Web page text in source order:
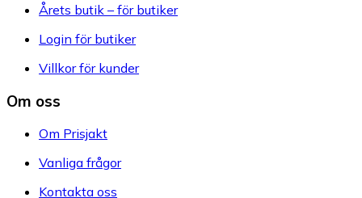
Årets butik – för butiker
Login för butiker
Villkor för kunder
Om oss
Om Prisjakt
Vanliga frågor
Kontakta oss